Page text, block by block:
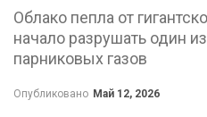
Облако пепла от
начало разрушать один
парниковых газов
Опубликовано Май 12, 2026